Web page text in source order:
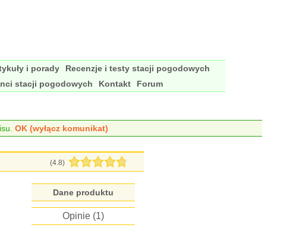
i porady
Recenzje i testy stacji pogodowych
stacji pogodowych Kontakt Forum
OK (wyłącz komunikat)
(4.8)
Dane produktu
Opinie (1)